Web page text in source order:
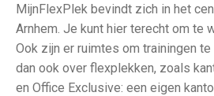
MijnFlexPlek bevindt zich in het
Arnhem. Je kunt hier terecht om te
Ook zijn er ruimtes om trainingen
dan ook over flexplekken, zoals
en Office Exclusive: een eigen